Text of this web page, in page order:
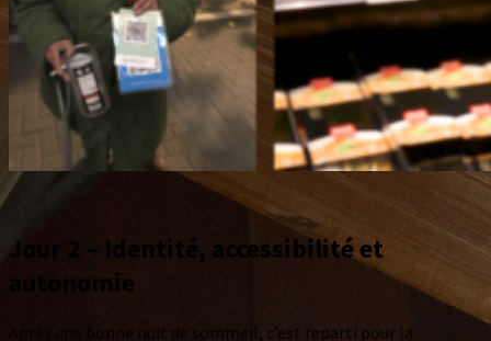
Jour 2 – Identité, accessibilité et
autonomie
Après une bonne nuit de sommeil, c’est reparti pour la